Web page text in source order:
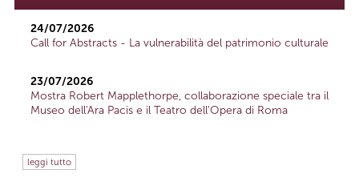
24/07/2026
Call for Abstracts - La vulnerabilità del patrimonio culturale
23/07/2026
Mostra Robert Mapplethorpe, collaborazione speciale tra il
Museo dell'Ara Pacis e il Teatro dell'Opera di Roma
leggi tutto